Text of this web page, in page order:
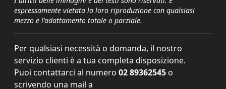
espressamente vietata la loro riproduzione con qualsiasi
mezzo e l'adattamento totale o parziale.
Per qualsiasi necessità o domanda, il nostro
servizio clienti è a tua completa disposizione.
Puoi contattarci al numero 02 89362545 o
scrivendo una mail a